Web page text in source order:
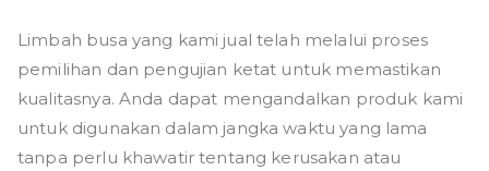
Limbah busa yang kami jual telah melalui proses
pemilihan dan pengujian ketat untuk memastikan
kualitasnya. Anda dapat mengandalkan produk kami
untuk digunakan dalam jangka waktu yang lama
tanpa perlu khawatir tentang kerusakan atau